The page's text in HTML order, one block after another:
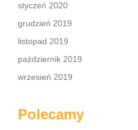
styczeń 2020
grudzień 2019
listopad 2019
październik 2019
wrzesień 2019
Polecamy